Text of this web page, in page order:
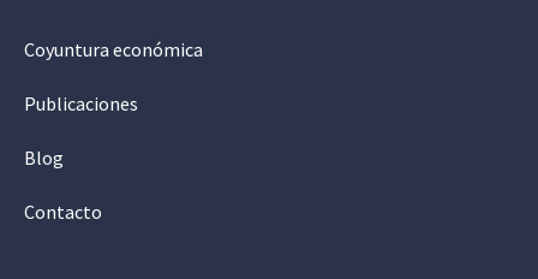
Coyuntura económica
Publicaciones
Blog
Contacto